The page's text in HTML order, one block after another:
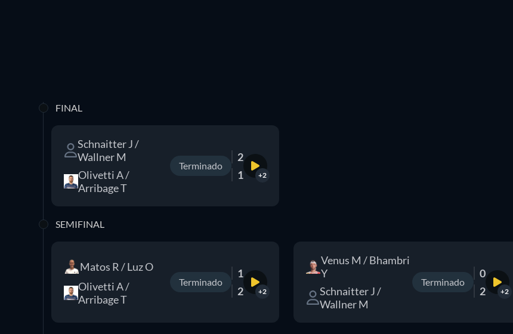
FINAL
Schnaitter J /
Wallner M
Olivetti A /
Arribage T
Terminado
2
1
+2
SEMIFINAL
Matos R / Luz O
Olivetti A /
Arribage T
Terminado
1
2
+2
Venus M / Bhambri
Y
Schnaitter J /
Wallner M
Terminado
0
2
+2